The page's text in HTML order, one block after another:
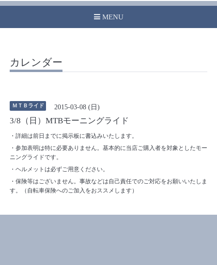
MENU
カレンダー
ＭＴＢライド 2015-03-08 (日)
3/8（日）MTBモーニングライド
・詳細は前日までに掲示板に書込みいたします。
・参加表明は特に必要ありません。基本的に当店ご購入者を対象としたモー
ニングライドです。
・ヘルメットは必ずご用意ください。
・保険等はございません。事故などは自己責任でのご対応をお願いいたしま
す。（自転車保険へのご加入をおススメします）